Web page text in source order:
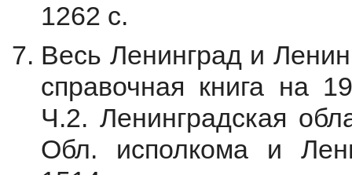
1262 с.
Весь Ленинград и
справочная книга на
Ч.2. Ленинградская
Обл. исполкома и